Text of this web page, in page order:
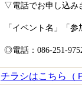
▽電話でお申し込み
「イベント名」「
◎電話：086-251-
チラシはこちら（